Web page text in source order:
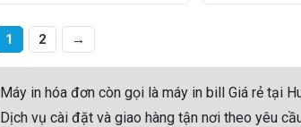
1 2 →
Máy in hóa đơn còn gọi là máy in bill Giá rẻ tại
Dịch vụ cài đặt và giao hàng tận nơi theo yêu